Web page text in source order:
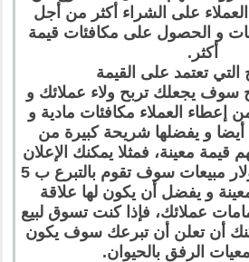
على الشراء أكثر من أجل
و الحصول على مكافئات قيمة
أكثر.
سوف يجعلك تربح ولاء عملائك و
إعطاء العملاء مكافئات مادية و
و يفضلها شريحة كبيرة من
معينة، فمثلا يمكنك الإعلان
أنه مقابل كل 100 دولار مبيعات سوف تقوم بالتبرع ب 5
و يفضل أن يكون لها علاقة
عملائك، فإذا كنت تسوق لبيع
أن تعلن أن تبرعك سوف يكون
الرفق بالحيوان.